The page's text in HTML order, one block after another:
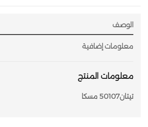
الوصف
معلومات إضافية
معلومات المنتج
تيتان50107 مسكا